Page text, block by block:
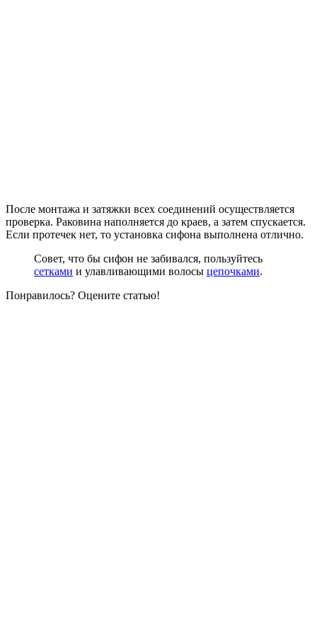
После монтажа и затяжки всех соединений осуществляется
проверка. Раковина наполняется до краев, а затем спускается.
Если протечек нет, то установка сифона выполнена отлично.
Совет, что бы сифон не забивался, пользуйтесь
сетками и улавливающими волосы цепочками.
Понравилось? Оцените статью!